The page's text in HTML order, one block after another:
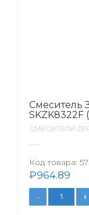
Смеситель
SKZK8322F
СМЕСИТЕЛИ
Код товара:
₽964.89